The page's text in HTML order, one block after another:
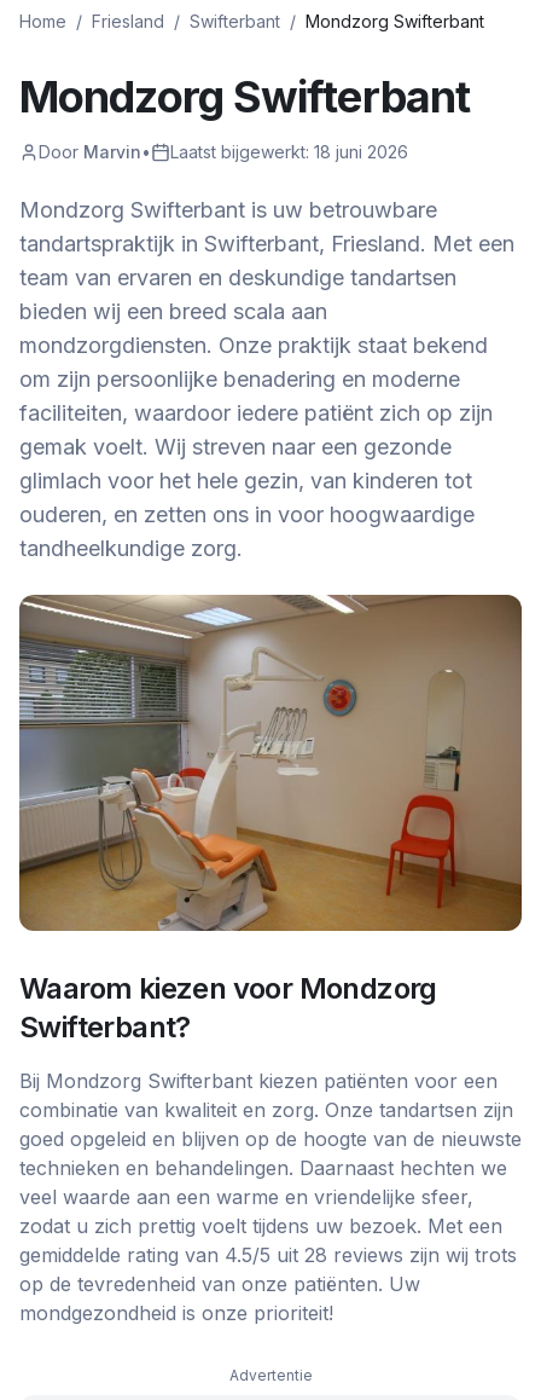
Home / Friesland / Swifterbant / Mondzorg Swifterbant
Mondzorg Swifterbant
Door Marvin• Laatst bijgewerkt: 18 juni 2026
Mondzorg Swifterbant is uw betrouwbare
tandartspraktijk in Swifterbant, Friesland. Met een
team van ervaren en deskundige tandartsen
bieden wij een breed scala aan
mondzorgdiensten. Onze praktijk staat bekend
om zijn persoonlijke benadering en moderne
faciliteiten, waardoor iedere patiënt zich op zijn
gemak voelt. Wij streven naar een gezonde
glimlach voor het hele gezin, van kinderen tot
ouderen, en zetten ons in voor hoogwaardige
tandheelkundige zorg.
Waarom kiezen voor Mondzorg
Swifterbant?
Bij Mondzorg Swifterbant kiezen patiënten voor een
combinatie van kwaliteit en zorg. Onze tandartsen zijn
goed opgeleid en blijven op de hoogte van de nieuwste
technieken en behandelingen. Daarnaast hechten we
veel waarde aan een warme en vriendelijke sfeer,
zodat u zich prettig voelt tijdens uw bezoek. Met een
gemiddelde rating van 4.5/5 uit 28 reviews zijn wij trots
op de tevredenheid van onze patiënten. Uw
mondgezondheid is onze prioriteit!
Advertentie